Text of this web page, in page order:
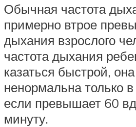
Обычная частота
примерно втрое
дыхания взрослого
частота дыхания
казаться быстрой, она
ненормальна только
если превышает 60
минуту.